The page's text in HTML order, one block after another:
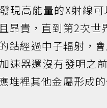
現高能量的X射線
昂貴，直到第2次
鈷經過中子輻射，
速器還沒有發明之
堆裡其他金屬形成